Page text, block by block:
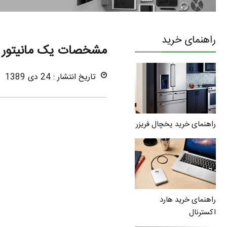
راهنمای خرید
راهنمای خرید یخچال فریزر
راهنمای خرید هارد
اکسترنال
مشخصات یک
تاریخ انتشار : 24 دی 1389